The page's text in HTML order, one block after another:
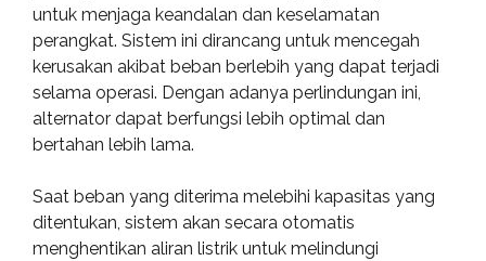
untuk menjaga keandalan dan keselamatan
perangkat. Sistem ini dirancang untuk mencegah
kerusakan akibat beban berlebih yang dapat terjadi
selama operasi. Dengan adanya perlindungan ini,
alternator dapat berfungsi lebih optimal dan
bertahan lebih lama.
Saat beban yang diterima melebihi kapasitas yang
ditentukan, sistem akan secara otomatis
menghentikan aliran listrik untuk melindungi